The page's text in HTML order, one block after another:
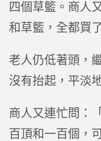
四個草籃。商人
和草籃，全都買
老人仍低著頭，
沒有抬起，平淡
商人又連忙問：
百頂和一百個，